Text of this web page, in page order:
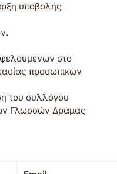
υποβολής
στο
προσωπικών
του συλλόγου
Γλωσσών Δράμας